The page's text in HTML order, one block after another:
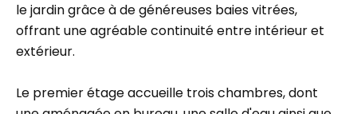
le jardin grâce à de généreuses baies vitrées,
offrant une agréable continuité entre intérieur et
extérieur.
Le premier étage accueille trois chambres, dont